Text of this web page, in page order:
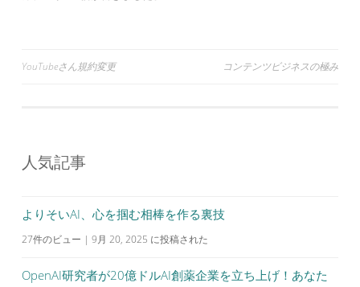
投
ゲ
シ
ョ
YouTubeさん規約変更 コンテンツビジネスの極み
人気記事
よりそいAI、心を掴む相棒を作る裏技
27件のビュー | 9月 20, 2025 に投稿された
OpenAI研究者が20億ドルAI創薬企業を立ち上げ！あなた